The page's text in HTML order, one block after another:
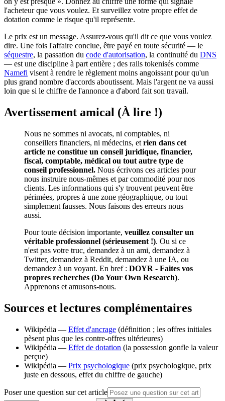
l'acheteur que vous voulez. Et surveillez votre propre effet de
dotation comme le risque qu'il représente.
Le prix est un message. Assurez-vous qu'il dit ce que vous voulez
dire. Une fois l'affaire conclue, être payé en toute sécurité — le
séquestre, la passation du code d'autorisation, la continuité du DNS
— est une discipline à part entière ; des rails tokenisés comme
Namefi visent à rendre le règlement moins angoissant pour qu'un
plus grand nombre d'accords aboutissent. Mais l'argent ne va aussi
loin que si le chiffre de l'annonce a d'abord fait son travail.
Avertissement amical (À lire !)
Nous ne sommes ni avocats, ni comptables, ni
conseillers financiers, ni médecins, et rien dans cet
article ne constitue un conseil juridique, financier,
fiscal, comptable, médical ou tout autre type de
conseil professionnel. Nous écrivons ces articles pour
nous instruire nous-mêmes et par commodité pour nos
clients. Les informations qui s'y trouvent peuvent être
périmées, propres à une zone géographique, ou tout
simplement fausses. Nous faisons des erreurs nous
aussi.
Pour toute décision importante, veuillez consulter un
véritable professionnel (sérieusement !). Ou si ce
n'est pas votre truc, demandez à un ami, demandez à
Twitter, demandez à Reddit, demandez à une IA, ou
demandez à un voyant. En bref : DOYR - Faites vos
propres recherches (Do Your Own Research).
Apprenons et amusons-nous.
Sources et lectures complémentaires
Wikipédia — Effet d'ancrage (définition ; les offres initiales
pèsent plus que les contre-offres ultérieures)
Wikipédia — Effet de dotation (la possession gonfle la valeur
perçue)
Wikipédia — Prix psychologique (prix psychologique, prix
juste en dessous, effet du chiffre de gauche)
Poser une question sur cet article